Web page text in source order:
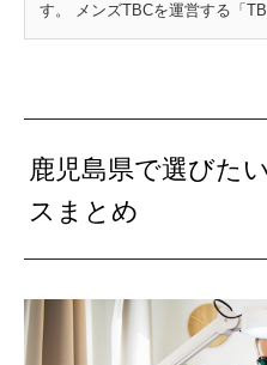
す。 メンズTBCを運営する「
鹿児島県で選びた
スまとめ